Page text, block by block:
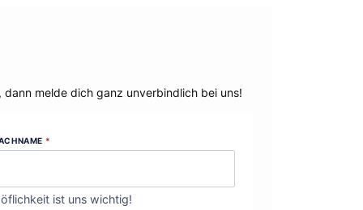
melde dich ganz unverbindlich bei uns!
*
ist uns wichtig!